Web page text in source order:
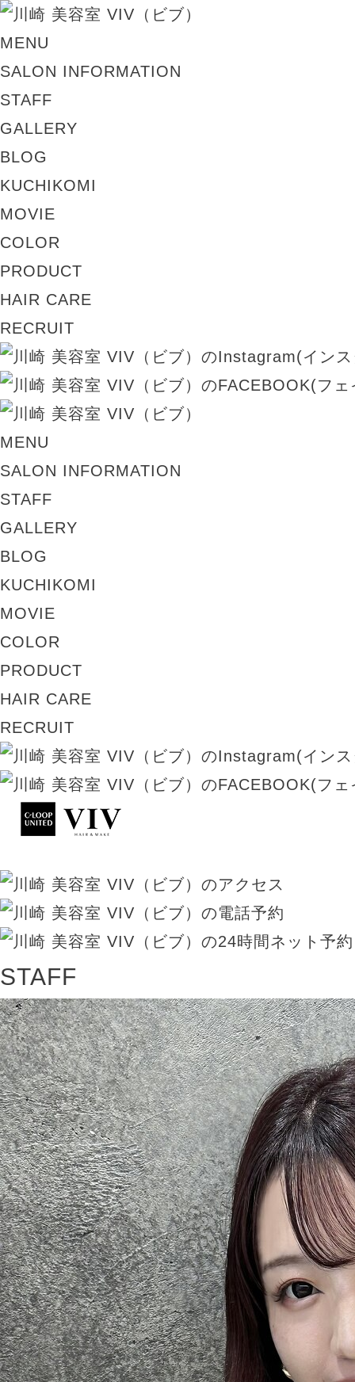
MENU
SALON INFORMATION
STAFF
GALLERY
BLOG
KUCHIKOMI
MOVIE
COLOR
PRODUCT
HAIR CARE
RECRUIT
MENU
SALON INFORMATION
STAFF
GALLERY
BLOG
KUCHIKOMI
MOVIE
COLOR
PRODUCT
HAIR CARE
RECRUIT
STAFF